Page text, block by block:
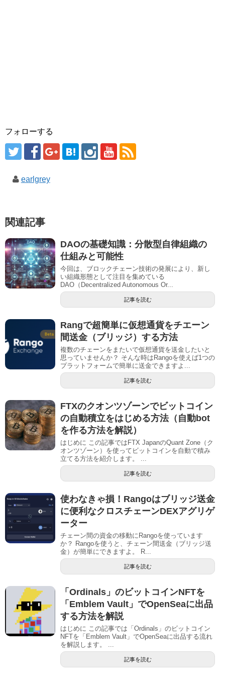
フォローする
earlgrey
関連記事
DAOの基礎知識：分散型自律組織の
仕組みと可能性
今回は、ブロックチェーン技術の発展により、新し
い組織形態として注目を集めている
DAO（Decentralized Autonomous Or...
記事を読む
Rangで超簡単に仮想通貨をチエーン
間送金（ブリッジ）する方法
複数のチェーンをまたいで仮想通貨を送金したいと
思っていませんか？ そんな時はRangoを使えば1つの
プラットフォームで簡単に送金できますよ...
記事を読む
FTXのクオンツゾーンでビットコイン
の自動積立をはじめる方法（自動bot
を作る方法を解説）
はじめに この記事ではFTX JapanのQuant Zone（ク
オンツゾーン）を使ってビットコインを自動で積み
立てる方法を紹介します。 ...
記事を読む
使わなきゃ損！Rangoはブリッジ送金
に便利なクロスチェーンDEXアグリゲ
ーター
チェーン間の資金の移動にRangoを使っています
か？ Rangoを使うと、チェーン間送金（ブリッジ送
金）が簡単にできますよ。 R...
記事を読む
「Ordinals」のビットコインNFTを
「Emblem Vault」でOpenSeaに出品
する方法を解説
はじめに この記事では「Ordinals」のビットコイン
NFTを「Emblem Vault」でOpenSeaに出品する流れ
を解説します。 ...
記事を読む